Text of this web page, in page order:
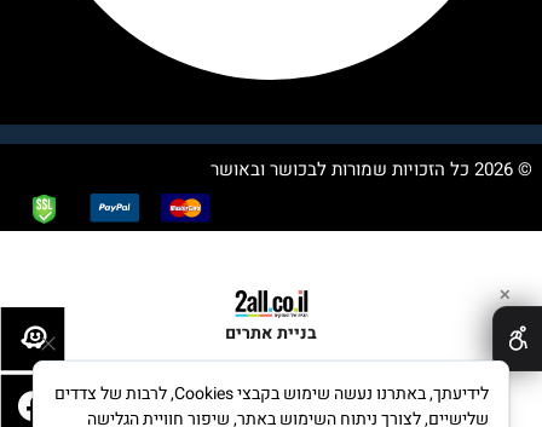
© 2026 כל הזכויות שמורות לבכושר ובאושר
בניית אתרים
✕
לידיעתך, באתרנו נעשה שימוש בקבצי Cookies, לרבות של צדדים
שלישיים, לצורך ניתוח השימוש באתר, שיפור חוויית הגלישה